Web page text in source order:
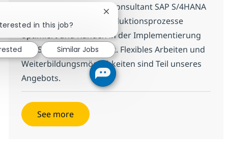
Wir suchen einen Lead Consultant SAP S/4HANA
Instandhaltung, der Produktionsprozesse
optimiert und Kunden in der Implementierung
von SAP-Lösungen berät. Flexibles Arbeiten und
Weiterbildungsmöglichkeiten sind Teil unseres
Angebots.
See more
in this job?
Close chatbot notification
Similar Jobs